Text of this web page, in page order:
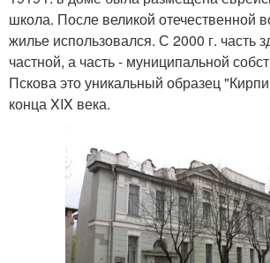
школа. После великой отечественной
жилье использовался. С 2000 г. часть
частной, а часть - муниципальной
Пскова это уникальный образец
конца XIX века.